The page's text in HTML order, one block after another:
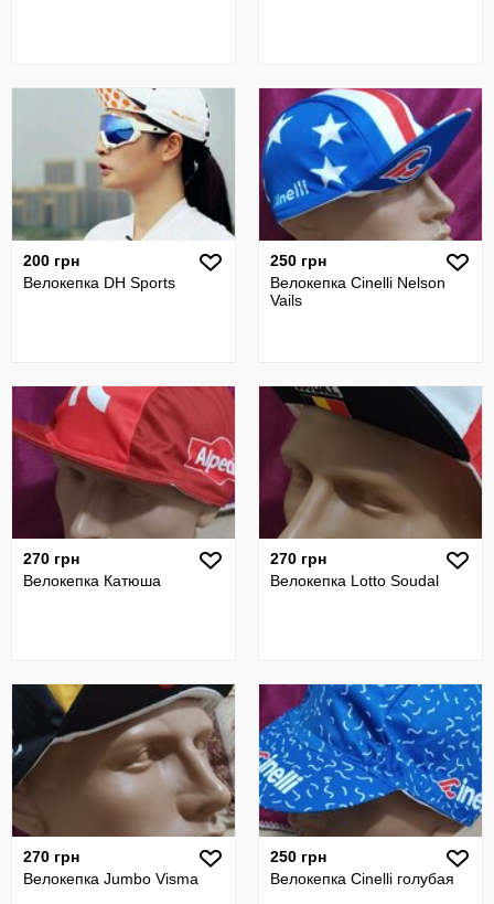
200 грн
Велокепка DH Sports
250 грн
Велокепка Cinelli Nelson
Vails
270 грн
Велокепка Катюша
270 грн
Велокепка Lotto Soudal
270 грн
Велокепка Jumbo Visma
250 грн
Велокепка Cinelli голубая